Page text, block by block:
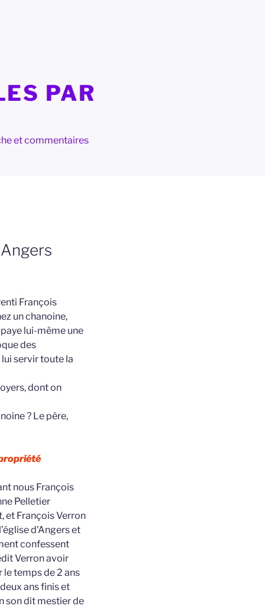
PAR
et commentaires
François
un chanoine,
lui-même une
des
servir toute la
dont on
? Le père,
nous François
Pelletier
et François Verron
d’Angers et
confessent
Verron avoir
temps de 2 ans
ans finis et
son dit mestier de